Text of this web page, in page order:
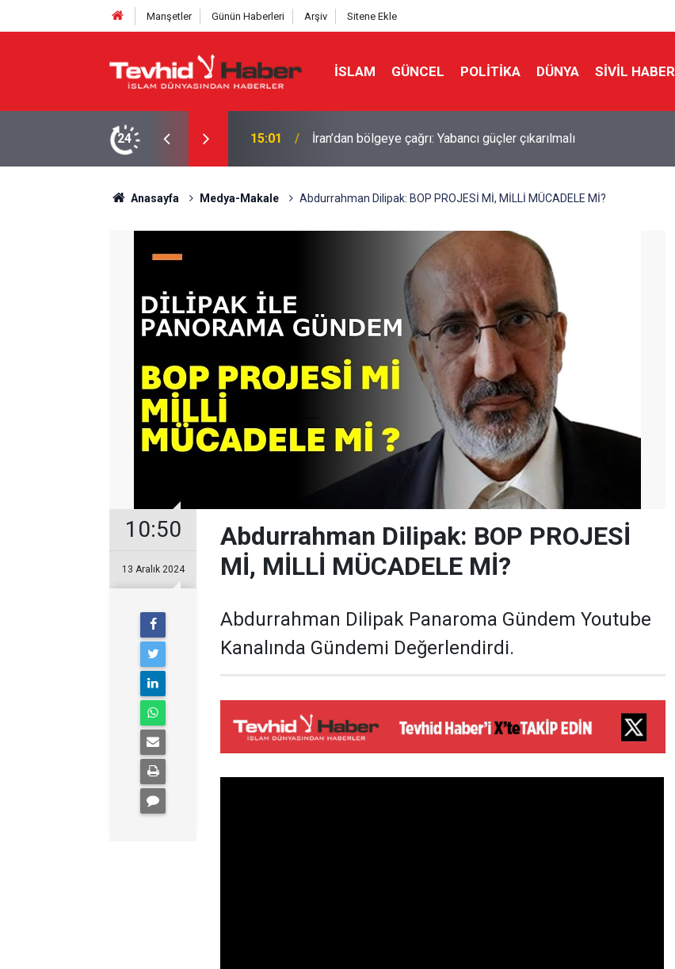
Manşetler Günün Haberleri Arşiv Sitene Ekle
İSLAM GÜNCEL POLITIKA DÜNYA SIVIL HABER
24
ÇOK ULUSLU ASKERÎ KARARGÂH
15:01 İran’dan bölgeye çağrı: Yabancı güçler çıkarılmalı
Anasayfa Medya-Makale Abdurrahman Dilipak: BOP PROJESİ Mİ, MİLLİ MÜCADELE Mİ?
10:50
13 Aralık 2024
Abdurrahman Dilipak: BOP PROJESİ
Mİ, MİLLİ MÜCADELE Mİ?
Abdurrahman Dilipak Panaroma Gündem Youtube
Kanalında Gündemi Değerlendirdi.